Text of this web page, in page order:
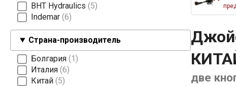
BHT Hydraulics 5
Indemar 6
Страна-производитель
Болгария 1
Италия 6
Китай 5 две